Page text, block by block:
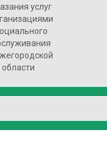
услуг
области